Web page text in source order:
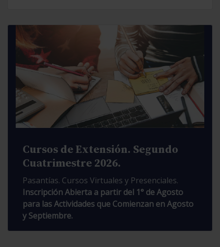
Cursos de Extensión. Segundo
Cuatrimestre 2026.
Pasantías. Cursos Virtuales y Presenciales.
Inscripción Abierta a partir del 1° de Agosto
para las Actividades que Comienzan en Agosto
y Septiembre.